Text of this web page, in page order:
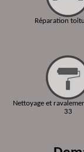
Réparation
Nettoyage et
33